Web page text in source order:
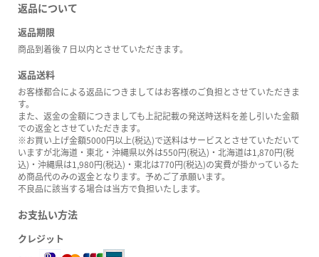
返品について
返品期限
商品到着後７日以内とさせていただきます。
返品送料
お客様都合による返品につきましてはお客様のご負担とさせていただきま
す。
また、返金の金額につきましても上記記載の発送時送料を差し引いた金額
での返金とさせていただきます。
※お買い上げ金額5000円以上(税込)で送料はサービスとさせていただいて
いますが北海道・東北・沖縄県以外は550円(税込)・北海道は1,870円(税
込)・沖縄県は1,980円(税込)・東北は770円(税込)の実費が掛かっているた
め商品代のみの返金となります。予めご了承願います。
不良品に該当する場合は当方で負担いたします。
お支払い方法
クレジット